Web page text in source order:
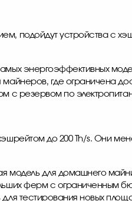
подойдут устройства с
энергоэффективных
где ограничена
с резервом по
до 200 Th/s. Они
модель для домашнего
ферм с ограниченным
тестирования новых